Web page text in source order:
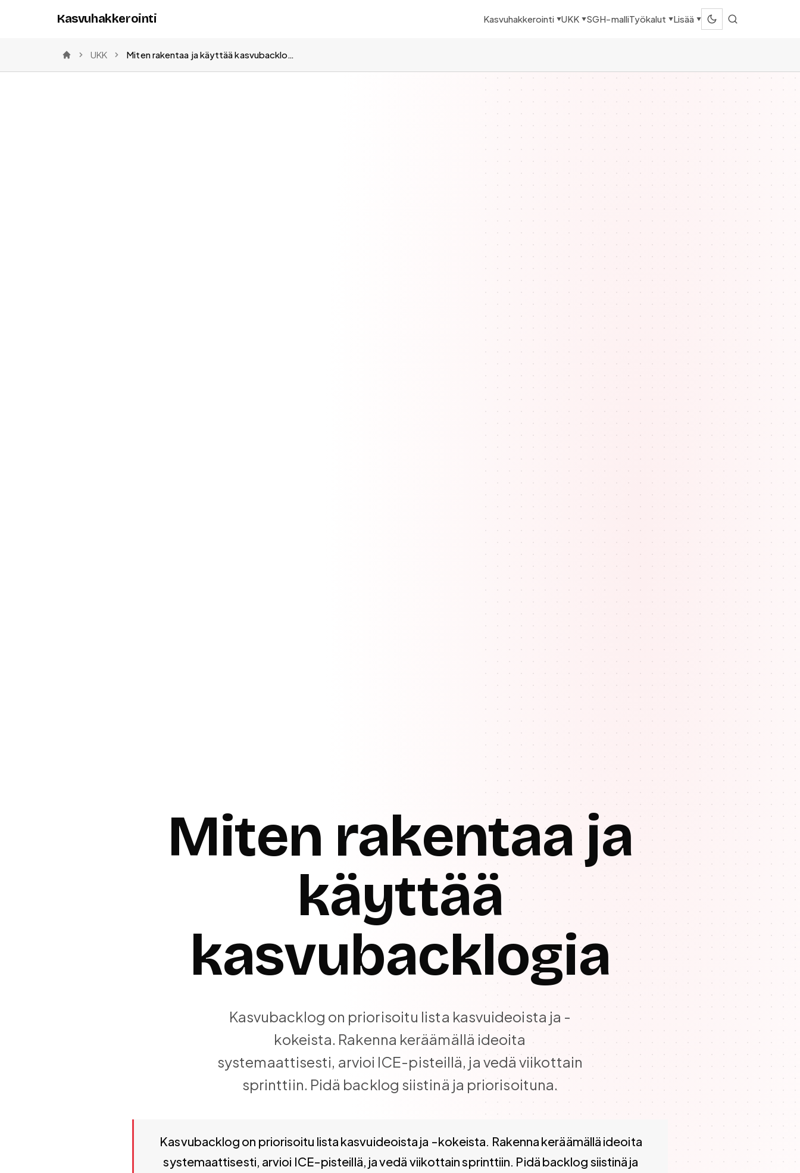
Kasvuhakkerointi Kasvuhakkerointi ▼UKK ▼SGH-malliTyökalut ▼Lisää ▼
Etusivu
UKK Miten rakentaa ja käyttää kasvubacklogia
Miten rakentaa ja
käyttää
kasvubacklogia
Kasvubacklog on priorisoitu lista kasvuideoista ja -
kokeista. Rakenna keräämällä ideoita
systemaattisesti, arvioi ICE-pisteillä, ja vedä viikottain
sprinttiin. Pidä backlog siistinä ja priorisoituna.
Kasvubacklog on priorisoitu lista kasvuideoista ja -kokeista. Rakenna keräämällä ideoita
systemaattisesti, arvioi ICE-pisteillä, ja vedä viikottain sprinttiin. Pidä backlog siistinä ja